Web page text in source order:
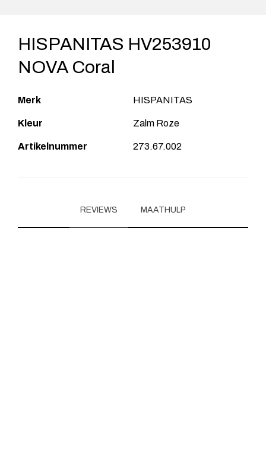
HISPANITAS HV253910
NOVA Coral
Merk HISPANITAS
Kleur Zalm Roze
Artikelnummer 273.67.002
REVIEWS MAATHULP